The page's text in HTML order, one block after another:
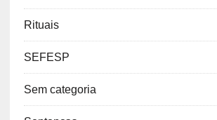
Rituais
SEFESP
Sem categoria